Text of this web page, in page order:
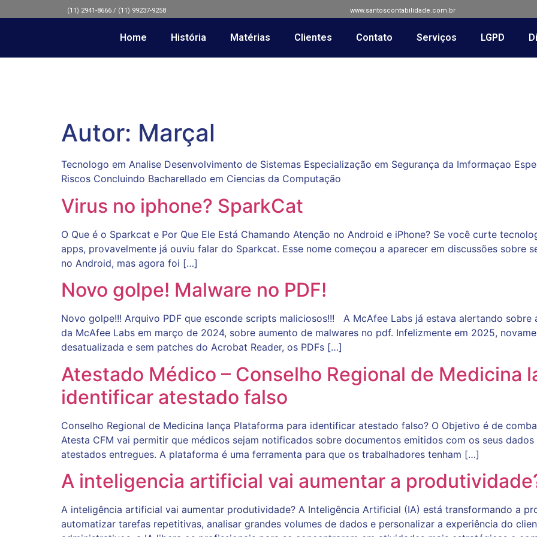
(11) 2941-8666 / (11) 99237-9258 www.santoscontabilidade.com.br
Home História Matérias Clientes Contato Serviços LGPD
Autor: Marçal
Tecnologo em Analise Desenvolvimento de Sistemas Especialização em Segurança da Imformaçao
Riscos Concluindo Bacharellado em Ciencias da Computação
Virus no iphone? SparkCat
O Que é o Sparkcat e Por Que Ele Está Chamando Atenção no Android e iPhone? Se você curte
apps, provavelmente já ouviu falar do Sparkcat. Esse nome começou a aparecer em discussões sobre
no Android, mas agora foi […]
Novo golpe! Malware no PDF!
Novo golpe!!! Arquivo PDF que esconde scripts maliciosos!!! A McAfee Labs já estava alertando
da McAfee Labs em março de 2024, sobre aumento de malwares no pdf. Infelizmente em 2025,
desatualizada e sem patches do Acrobat Reader, os PDFs […]
Atestado Médico – Conselho Regional de Medicina
identificar atestado falso
Conselho Regional de Medicina lança Plataforma para identificar atestado falso? O Objetivo é de
Atesta CFM vai permitir que médicos sejam notificados sobre documentos emitidos com os seus
atestados entregues. A plataforma é uma ferramenta para que os trabalhadores tenham […]
A inteligencia artificial vai aumentar a
A inteligência artificial vai aumentar produtividade? A Inteligência Artificial (IA) está transformando a
automatizar tarefas repetitivas, analisar grandes volumes de dados e personalizar a experiência do